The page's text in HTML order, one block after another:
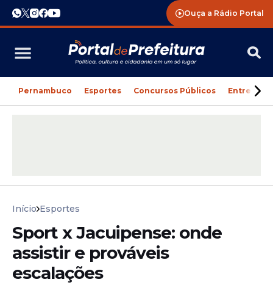
Ouça a Rádio Portal
Pernambuco Esportes Concursos Públicos
Início Esportes
Sport x Jacuipense: onde
assistir e prováveis
escalações